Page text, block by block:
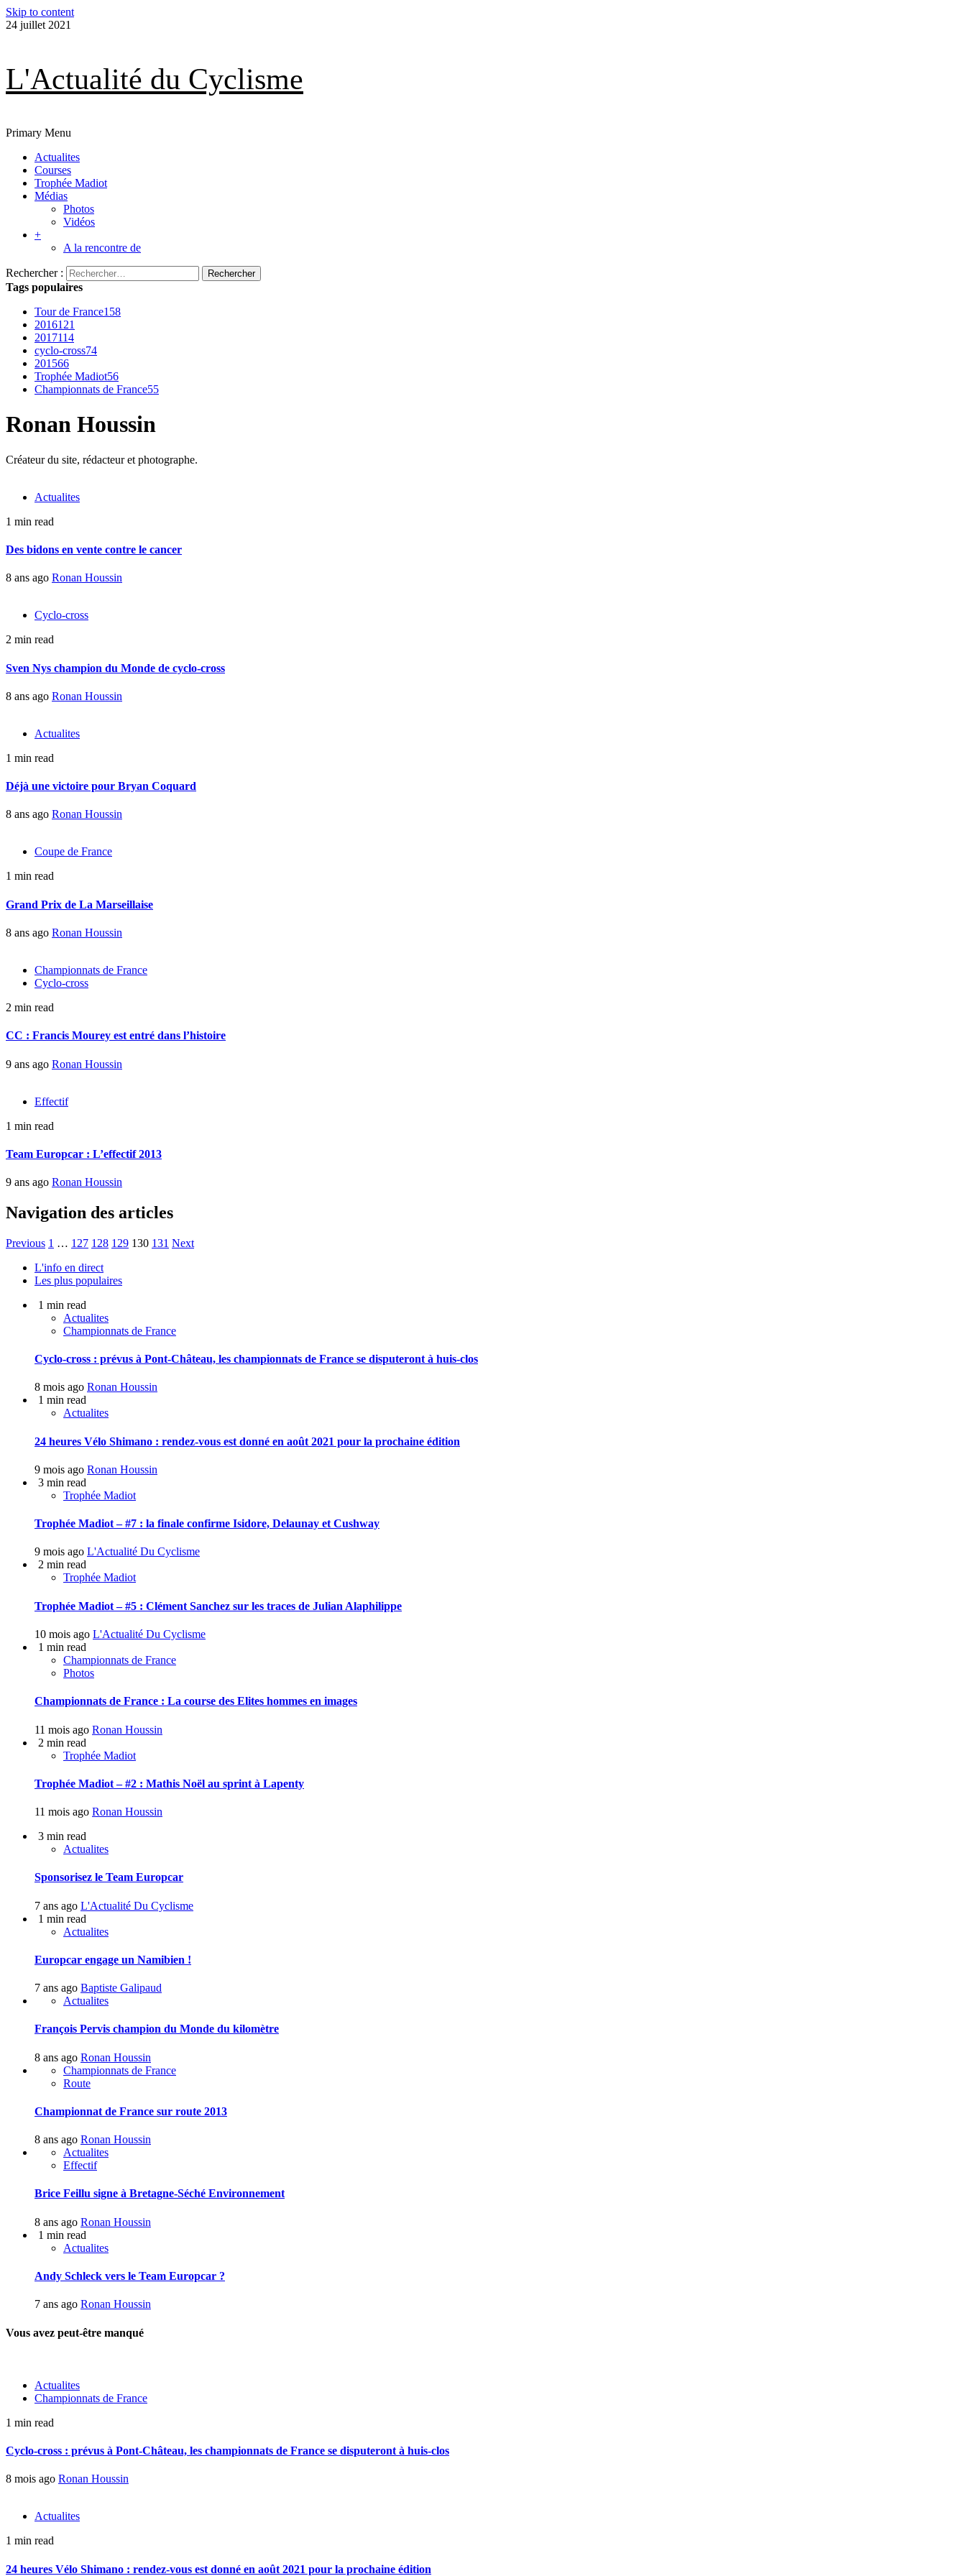
Skip to content
24 juillet 2021
L'Actualité du Cyclisme
Primary Menu
Actualites
Courses
Trophée Madiot
Médias
Photos
Vidéos
+
A la rencontre de
Rechercher :
Tags populaires
Tour de France158
2016121
2017114
cyclo-cross74
201566
Trophée Madiot56
Championnats de France55
Ronan Houssin
Créateur du site, rédacteur et photographe.
Actualites
1 min read
Des bidons en vente contre le cancer
8 ans ago Ronan Houssin
Cyclo-cross
2 min read
Sven Nys champion du Monde de cyclo-cross
8 ans ago Ronan Houssin
Actualites
1 min read
Déjà une victoire pour Bryan Coquard
8 ans ago Ronan Houssin
Coupe de France
1 min read
Grand Prix de La Marseillaise
8 ans ago Ronan Houssin
Championnats de France
Cyclo-cross
2 min read
CC : Francis Mourey est entré dans l’histoire
9 ans ago Ronan Houssin
Effectif
1 min read
Team Europcar : L’effectif 2013
9 ans ago Ronan Houssin
Navigation des articles
Previous 1 … 127 128 129 130 131 Next
L'info en direct
Les plus populaires
1 min read
Actualites
Championnats de France
Cyclo-cross : prévus à Pont-Château, les championnats de France se disputeront à huis-clos
8 mois ago Ronan Houssin
1 min read
Actualites
24 heures Vélo Shimano : rendez-vous est donné en août 2021 pour la prochaine édition
9 mois ago Ronan Houssin
3 min read
Trophée Madiot
Trophée Madiot – #7 : la finale confirme Isidore, Delaunay et Cushway
9 mois ago L'Actualité Du Cyclisme
2 min read
Trophée Madiot
Trophée Madiot – #5 : Clément Sanchez sur les traces de Julian Alaphilippe
10 mois ago L'Actualité Du Cyclisme
1 min read
Championnats de France
Photos
Championnats de France : La course des Elites hommes en images
11 mois ago Ronan Houssin
2 min read
Trophée Madiot
Trophée Madiot – #2 : Mathis Noël au sprint à Lapenty
11 mois ago Ronan Houssin
3 min read
Actualites
Sponsorisez le Team Europcar
7 ans ago L'Actualité Du Cyclisme
1 min read
Actualites
Europcar engage un Namibien !
7 ans ago Baptiste Galipaud
Actualites
François Pervis champion du Monde du kilomètre
8 ans ago Ronan Houssin
Championnats de France
Route
Championnat de France sur route 2013
8 ans ago Ronan Houssin
Actualites
Effectif
Brice Feillu signe à Bretagne-Séché Environnement
8 ans ago Ronan Houssin
1 min read
Actualites
Andy Schleck vers le Team Europcar ?
7 ans ago Ronan Houssin
Vous avez peut-être manqué
Actualites
Championnats de France
1 min read
Cyclo-cross : prévus à Pont-Château, les championnats de France se disputeront à huis-clos
8 mois ago Ronan Houssin
Actualites
1 min read
24 heures Vélo Shimano : rendez-vous est donné en août 2021 pour la prochaine édition